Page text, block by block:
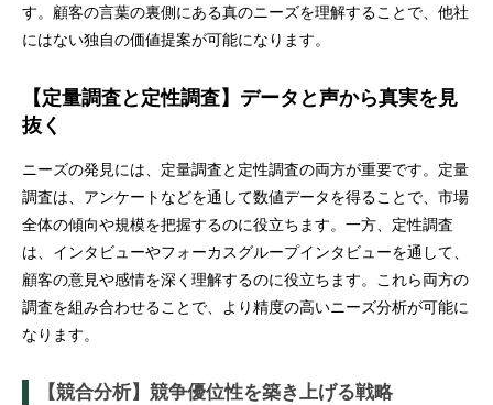
す。顧客の言葉の裏側にある真のニーズを理解することで、他社
にはない独自の価値提案が可能になります。
【定量調査と定性調査】データと声から真実を見
抜く
ニーズの発見には、定量調査と定性調査の両方が重要です。定量
調査は、アンケートなどを通して数値データを得ることで、市場
全体の傾向や規模を把握するのに役立ちます。一方、定性調査
は、インタビューやフォーカスグループインタビューを通して、
顧客の意見や感情を深く理解するのに役立ちます。これら両方の
調査を組み合わせることで、より精度の高いニーズ分析が可能に
なります。
【競合分析】競争優位性を築き上げる戦略